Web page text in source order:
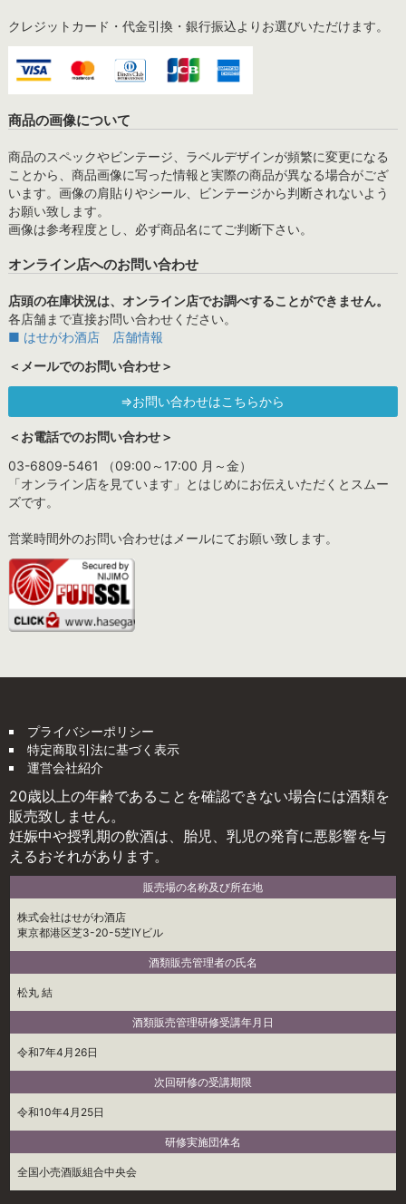
クレジットカード・代金引換・銀行振込よりお選びいただけます。
商品の画像について
商品のスペックやビンテージ、ラベルデザインが頻繁に変更になる
ことから、商品画像に写った情報と実際の商品が異なる場合がござ
います。画像の肩貼りやシール、ビンテージから判断されないよう
お願い致します。
画像は参考程度とし、必ず商品名にてご判断下さい。
オンライン店へのお問い合わせ
店頭の在庫状況は、オンライン店でお調べすることができません。
各店舗まで直接お問い合わせください。
■ はせがわ酒店 店舗情報
＜メールでのお問い合わせ＞
⇒お問い合わせはこちらから
＜お電話でのお問い合わせ＞
03-6809-5461 （09:00～17:00 月～金）
「オンライン店を見ています」とはじめにお伝えいただくとスムー
ズです。
営業時間外のお問い合わせはメールにてお願い致します。
プライバシーポリシー
特定商取引法に基づく表示
運営会社紹介
20歳以上の年齢であることを確認できない場合には酒類を
販売致しません。
妊娠中や授乳期の飲酒は、胎児、乳児の発育に悪影響を与
えるおそれがあります。
販売場の名称及び所在地
株式会社はせがわ酒店
東京都港区芝3-20-5芝IYビル
酒類販売管理者の氏名
松丸 結
酒類販売管理研修受講年月日
令和7年4月26日
次回研修の受講期限
令和10年4月25日
研修実施団体名
全国小売酒販組合中央会